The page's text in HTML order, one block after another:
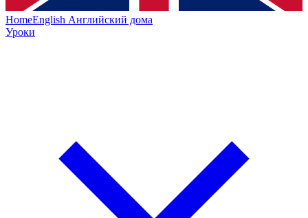
HomeEnglish Английский дома
Уроки